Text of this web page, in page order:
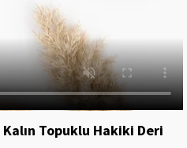
Topuklu Hakiki Deri